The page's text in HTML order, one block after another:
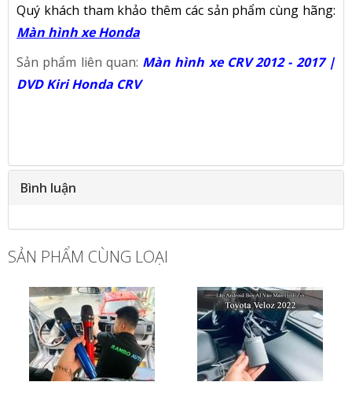
Quý khách tham khảo thêm các sản phẩm cùng hãng:
Màn hình xe Honda
Sản phẩm liên quan: Màn hình xe CRV 2012 - 2017 |
DVD Kiri Honda CRV
Bình luận
SẢN PHẨM CÙNG LOẠI